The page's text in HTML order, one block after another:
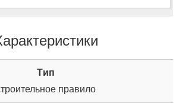
Tип
правило